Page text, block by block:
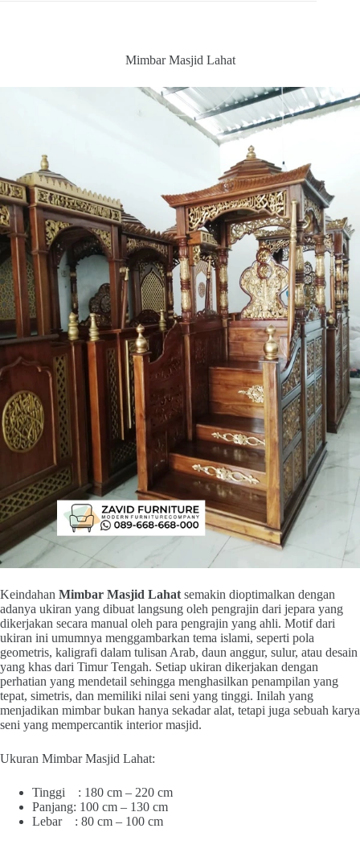
Mimbar Masjid Lahat
Keindahan Mimbar Masjid Lahat semakin dioptimalkan dengan
adanya ukiran yang dibuat langsung oleh pengrajin dari jepara yang
dikerjakan secara manual oleh para pengrajin yang ahli. Motif dari
ukiran ini umumnya menggambarkan tema islami, seperti pola
geometris, kaligrafi dalam tulisan Arab, daun anggur, sulur, atau desain
yang khas dari Timur Tengah. Setiap ukiran dikerjakan dengan
perhatian yang mendetail sehingga menghasilkan penampilan yang
tepat, simetris, dan memiliki nilai seni yang tinggi. Inilah yang
menjadikan mimbar bukan hanya sekadar alat, tetapi juga sebuah karya
seni yang mempercantik interior masjid.
Ukuran Mimbar Masjid Lahat:
Tinggi : 180 cm – 220 cm
Panjang: 100 cm – 130 cm
Lebar : 80 cm – 100 cm